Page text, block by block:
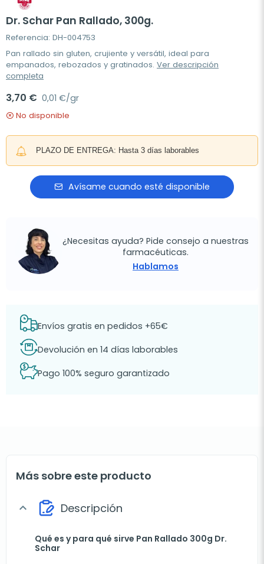
Dr. Schar Pan Rallado, 300g.
Referencia: DH-004753
Pan rallado sin gluten, crujiente y versátil, ideal para
empanados, rebozados y gratinados. Ver descripción
completa
3,70 € 0,01 €/gr
No disponible
PLAZO DE ENTREGA: Hasta 3 días laborables
Avísame cuando esté disponible
¿Necesitas ayuda? Pide consejo a nuestras
farmacéuticas.
Hablamos
Envíos gratis en pedidos +65€
Devolución en 14 días laborables
Pago 100% seguro garantizado
Más sobre este producto
expand_more Descripción
Qué es y para qué sirve Pan Rallado 300g Dr.
Schar